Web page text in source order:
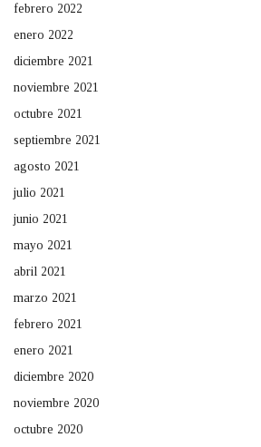
febrero 2022
enero 2022
diciembre 2021
noviembre 2021
octubre 2021
septiembre 2021
agosto 2021
julio 2021
junio 2021
mayo 2021
abril 2021
marzo 2021
febrero 2021
enero 2021
diciembre 2020
noviembre 2020
octubre 2020